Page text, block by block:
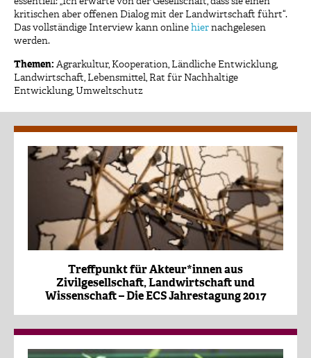
kritischen aber offenen Dialog mit der Landwirtschaft führt“.
Das vollständige Interview kann online hier nachgelesen
werden.
Themen: Agrarkultur, Kooperation Ländliche Entwicklung,
Landwirtschaft Lebensmittel Rat für Nachhaltige
Entwicklung, Umweltschutz
Treffpunkt für Akteur*innen aus
Zivilgesellschaft, Landwirtschaft und
Wissenschaft – Die ECS Jahrestagung 2017